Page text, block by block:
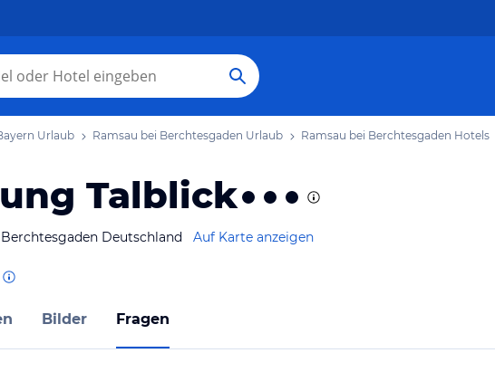
Urlaub Ramsau bei Berchtesgaden Urlaub Ramsau bei Berchtesgaden Hotels
Talblick
Deutschland Auf Karte anzeigen
Bilder Fragen